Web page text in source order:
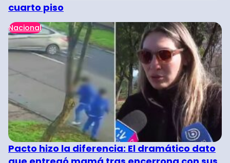
cuarto piso
Nacional
Pacto hizo la diferencia: El dramático dato